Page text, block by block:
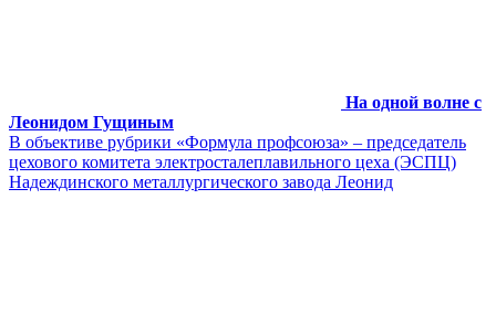
На одной волне с
Леонидом Гущиным
В объективе рубрики «Формула профсоюза» – председатель
цехового комитета электросталеплавильного цеха (ЭСПЦ)
Надеждинского металлургического завода Леонид